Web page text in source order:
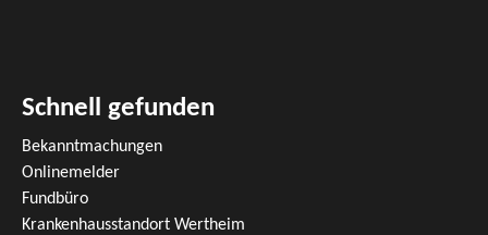
Schnell gefunden
Bekanntmachungen
Onlinemelder
Fundbüro
Krankenhausstandort Wertheim